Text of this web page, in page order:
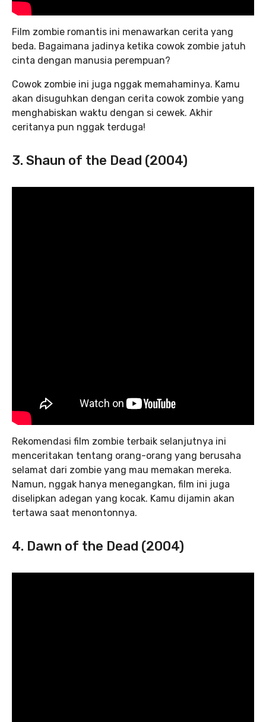
Film zombie romantis ini menawarkan cerita yang
beda. Bagaimana jadinya ketika cowok zombie jatuh
cinta dengan manusia perempuan?
Cowok zombie ini juga nggak memahaminya. Kamu
akan disuguhkan dengan cerita cowok zombie yang
menghabiskan waktu dengan si cewek. Akhir
ceritanya pun nggak terduga!
3. Shaun of the Dead (2004)
Rekomendasi film zombie terbaik selanjutnya ini
menceritakan tentang orang-orang yang berusaha
selamat dari zombie yang mau memakan mereka.
Namun, nggak hanya menegangkan, film ini juga
diselipkan adegan yang kocak. Kamu dijamin akan
tertawa saat menontonnya.
4. Dawn of the Dead (2004)